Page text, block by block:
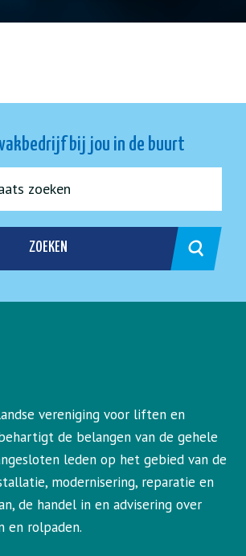
bij jou in de buurt
ZOEKEN
vereniging voor liften en
de belangen van de gehele
leden op het gebied van de
modernisering, reparatie en
de handel in en advisering over
en rolpaden.